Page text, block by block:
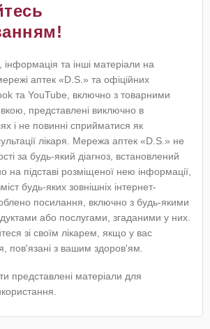
інформація та інші матеріали на
аптек «D.S.» та офіційних
та YouTube, включно з товарними
представлені виключно в
і не повинні сприйматися як
лікаря. Мережа аптек «D.S.» не
за будь-який діагноз, встановлений
на підставі розміщеної нею інформації,
будь-яких зовнішніх інтернет-
посилання, включно з будь-якими
або послугами, згаданими у них.
зі своїм лікарем, якщо у вас
пов'язані з вашим здоров'ям.
представлені матеріали для